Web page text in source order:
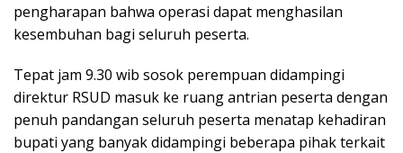
pengharapan bahwa operasi dapat menghasilan
kesembuhan bagi seluruh peserta.
Tepat jam 9.30 wib sosok perempuan didampingi
direktur RSUD masuk ke ruang antrian peserta dengan
penuh pandangan seluruh peserta menatap kehadiran
bupati yang banyak didampingi beberapa pihak terkait